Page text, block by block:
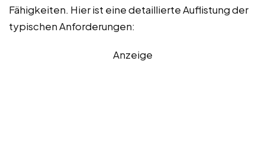
Fähigkeiten. Hier ist eine detaillierte Auflistung der
typischen Anforderungen:
Anzeige